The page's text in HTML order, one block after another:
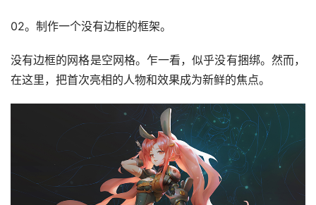
02。制作一个没有边框的框架。
没有边框的网格是空网格。乍一看，似乎没有捆绑。然而，
在这里，把首次亮相的人物和效果成为新鲜的焦点。